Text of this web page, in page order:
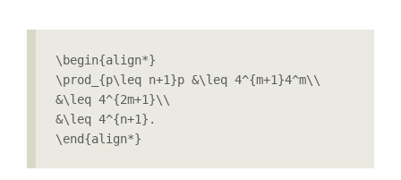
\begin{align*}
\prod_{p\leq n+1}p &\leq 4^{m+1}4^m\\
&\leq 4^{2m+1}\\
&\leq 4^{n+1}.
\end{align*}